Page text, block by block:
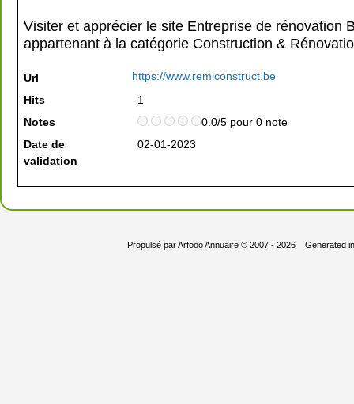
Visiter et apprécier le site Entreprise de rénovation
appartenant à la catégorie Construction &
Url
https://www.remiconstruct.be
Hits
1
Notes
0.0/5 pour 0 note
Date de
validation
02-01-2023
Propulsé parArfooo Annuaire© 2007 - 2026 Generated